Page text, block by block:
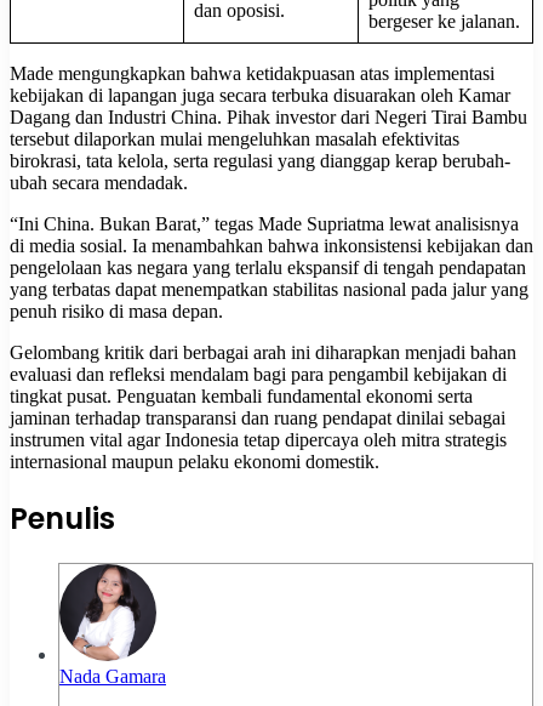
dan oposisi.
bergeser ke jalanan.
Made mengungkapkan bahwa ketidakpuasan atas implementasi
kebijakan di lapangan juga secara terbuka disuarakan oleh Kamar
Dagang dan Industri China. Pihak investor dari Negeri Tirai Bambu
tersebut dilaporkan mulai mengeluhkan masalah efektivitas
birokrasi, tata kelola, serta regulasi yang dianggap kerap berubah-
ubah secara mendadak.
“Ini China. Bukan Barat,” tegas Made Supriatma lewat analisisnya
di media sosial. Ia menambahkan bahwa inkonsistensi kebijakan dan
pengelolaan kas negara yang terlalu ekspansif di tengah pendapatan
yang terbatas dapat menempatkan stabilitas nasional pada jalur yang
penuh risiko di masa depan.
Gelombang kritik dari berbagai arah ini diharapkan menjadi bahan
evaluasi dan refleksi mendalam bagi para pengambil kebijakan di
tingkat pusat. Penguatan kembali fundamental ekonomi serta
jaminan terhadap transparansi dan ruang pendapat dinilai sebagai
instrumen vital agar Indonesia tetap dipercaya oleh mitra strategis
internasional maupun pelaku ekonomi domestik.
Penulis
Nada Gamara